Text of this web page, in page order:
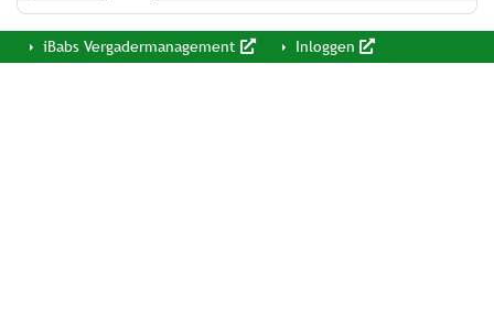
iBabs Vergadermanagement Inloggen